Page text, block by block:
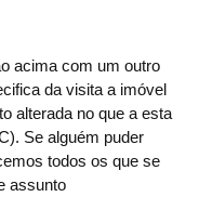
acima com um outro
da visita a imóvel
alterada no que a esta
Se alguém puder
todos os que se
assunto